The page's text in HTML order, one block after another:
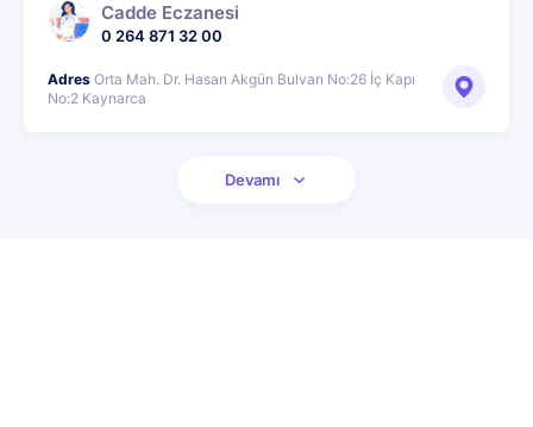
Cadde Eczanesi
0 264 871 32 00
Adres Orta Mah. Dr. Hasan Akgün Bulvarı No:26 İç Kapı
No:2 Kaynarca
Devamı